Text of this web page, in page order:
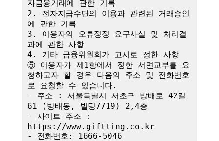
자금융거래에 관한 기록
2. 전자지급수단의 이용과 관련된 거래승인
에 관한 기록
3. 이용자의 오류정정 요구사실 및 처리결
과에 관한 사항
4. 기타 금융위원회가 고시로 정한 사항
⑤ 이용자가 제1항에서 정한 서면교부를 요
청하고자 할 경우 다음의 주소 및 전화번호
로 요청할 수 있습니다.
- 주소 : 서울특별시 서초구 방배로 42길
61 (방배동, 빌딩7719) 2,4층
- 사이트 주소 :
https://www.giftting.co.kr
- 전화번호: 1666-5046